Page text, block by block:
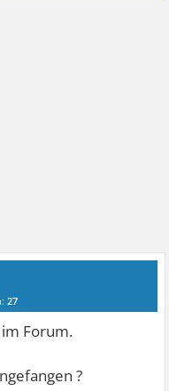
27
Forum.
?